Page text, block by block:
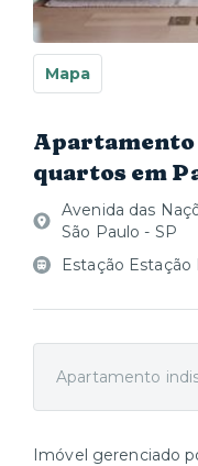
Mapa
Apartamento
quartos em
Avenida das
São Paulo - SP
Estação
Apartamento
Imóvel gerenciado